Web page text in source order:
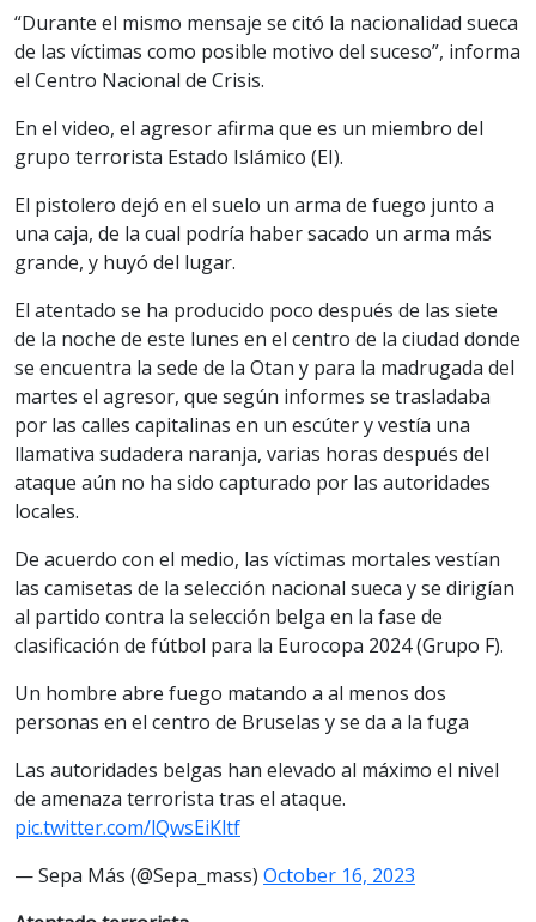
“Durante el mismo mensaje se citó la nacionalidad sueca
de las víctimas como posible motivo del suceso”, informa
el Centro Nacional de Crisis.
En el video, el agresor afirma que es un miembro del
grupo terrorista Estado Islámico (EI).
El pistolero dejó en el suelo un arma de fuego junto a
una caja, de la cual podría haber sacado un arma más
grande, y huyó del lugar.
El atentado se ha producido poco después de las siete
de la noche de este lunes en el centro de la ciudad donde
se encuentra la sede de la Otan y para la madrugada del
martes el agresor, que según informes se trasladaba
por las calles capitalinas en un escúter y vestía una
llamativa sudadera naranja, varias horas después del
ataque aún no ha sido capturado por las autoridades
locales.
De acuerdo con el medio, las víctimas mortales vestían
las camisetas de la selección nacional sueca y se dirigían
al partido contra la selección belga en la fase de
clasificación de fútbol para la Eurocopa 2024 (Grupo F).
Un hombre abre fuego matando a al menos dos
personas en el centro de Bruselas y se da a la fuga
Las autoridades belgas han elevado al máximo el nivel
de amenaza terrorista tras el ataque.
pic.twitter.com/lQwsEiKltf
— Sepa Más (@Sepa_mass) October 16, 2023